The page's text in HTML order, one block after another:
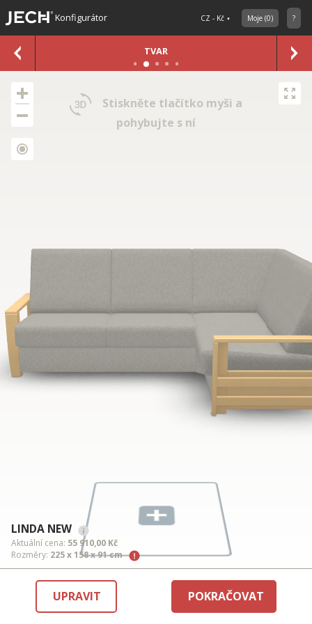
Konfigurátor CZ - Kč Moje (0) ?
TVAR
LINDA NEW
Aktuální cena: 55 910,00 Kč
Rozměry: 225 x 158 x 91 cm
Stiskněte tlačítko myši a
pohybujte s ní
UPRAVIT POKRAČOVAT